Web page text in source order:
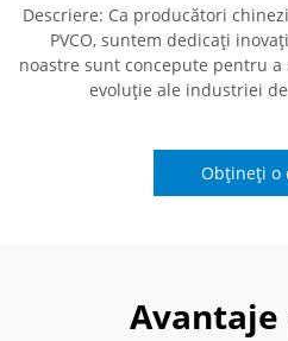
Descriere: Ca producători
PVCO, suntem dedicați
noastre sunt concepute pentru
evoluție ale industriei
Obțineți o
Avantaje